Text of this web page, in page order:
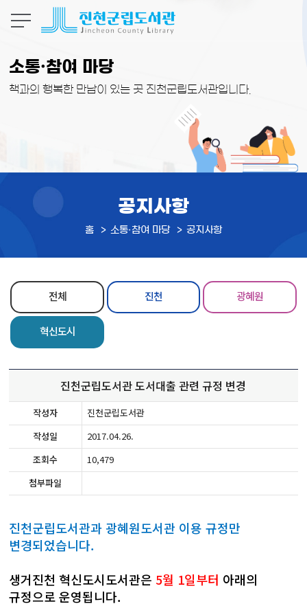
소통·참여 마당
책과의 행복한 만남이 있는 곳 진천군립도서관입니다.
공지사항
홈 소통·참여 마당 공지사항
전체 진천 광혜원
혁신도시
진천군립도서관 도서대출 관련 규정 변경
작성자
진천군립도서관
작성일
2017.04.26.
조회수
10,479
첨부파일
진천군립도서관과 광혜원도서관 이용 규정만
변경되었습니다.
생거진천 혁신도시도서관은 5월 1일부터 아래의
규정으로 운영됩니다.